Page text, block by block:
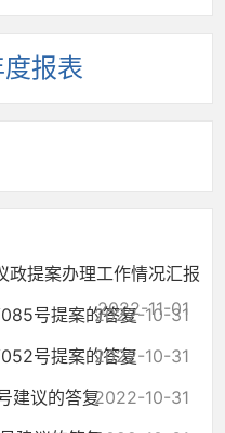
报表
提案办理工作情况汇报
2022-11-01
号提案的答复2022-10-31
号提案的答复2022-10-31
建议的答复2022-10-31